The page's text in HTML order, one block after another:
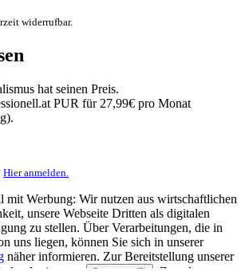
widerrufbar.
hat seinen Preis.
PUR für 27,99€ pro Monat
Hier anmelden.
mit Werbung: Wir nutzen aus wirtschaftlichen
unsere Webseite Dritten als digitalen
zu stellen. Über Verarbeitungen, die in
uns liegen, können Sie sich in unserer
näher informieren. Zur Bereitstellung unserer
von
Partnern (5)
. Zwecke: